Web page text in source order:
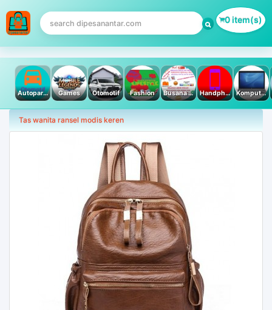
0 item(s)
Autoparts Games Otomotif Fashion Busana Muslim Handphone & Tablet Komputer PC & Laptop
Tas wanita ransel modis keren